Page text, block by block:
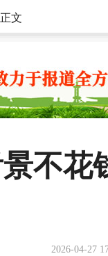
文
不花
2026-04-27